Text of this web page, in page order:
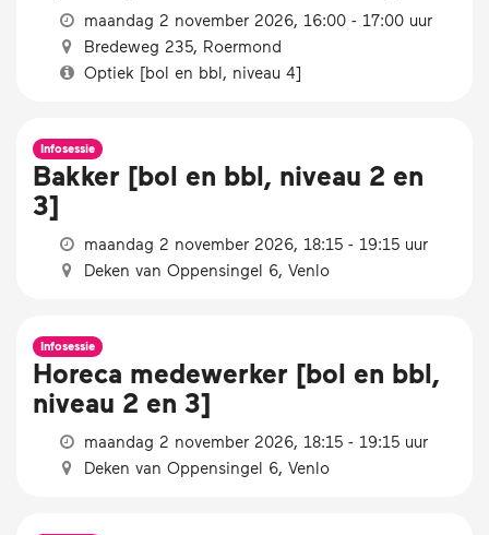
maandag 2 november 2026, 16:00 - 17:00 uur
Bredeweg 235, Roermond
Optiek [bol en bbl, niveau 4]
Infosessie
Bakker [bol en bbl, niveau 2 en
3]
maandag 2 november 2026, 18:15 - 19:15 uur
Deken van Oppensingel 6, Venlo
Infosessie
Horeca medewerker [bol en bbl,
niveau 2 en 3]
maandag 2 november 2026, 18:15 - 19:15 uur
Deken van Oppensingel 6, Venlo